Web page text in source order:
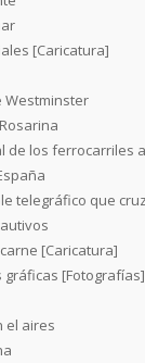
[Caricatura]
Westminster
de los ferrocarriles
telegráfico que
[Caricatura]
gráficas [Fotografías]
el aires